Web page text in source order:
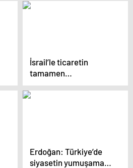
İsrail’le ticaretin
tamamen
durdurulmasının
ardından
içinde yürüteceğiz
Erdoğan: Türkiye’de
siyasetin yumuşama